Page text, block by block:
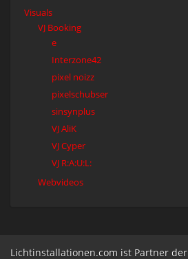
Visuals
VJ Booking
e
Interzone42
pixel noizz
pixelschubser
sinsynplus
VJ AliK
VJ Cyper
VJ R:A:U:L:
Webvideos
Lichtinstallationen.com ist Partner der